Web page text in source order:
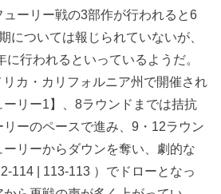
ーリー戦の3部作が行われると6
については報じられていないが、
行われるといっているようだ。
カ・カリフォルニア州で開催され
リー1】、8ラウンドまでは拮抗
ーのペースで進み、9・12ラウン
ーリーからダウンを奪い、劇的な
114 | 113-113 ）でドローとなっ